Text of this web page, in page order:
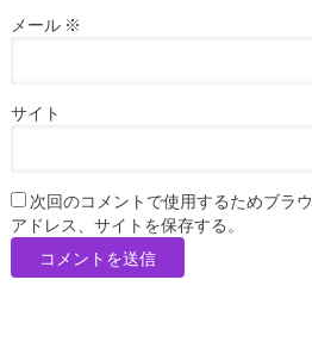
メール ※
サイト
次回のコメントで使用するためブラ
アドレス、サイトを保存する。